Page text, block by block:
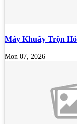
Máy Khuấy Trộn
Mon 07, 2026